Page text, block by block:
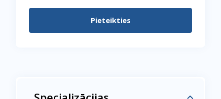
Pieteikties